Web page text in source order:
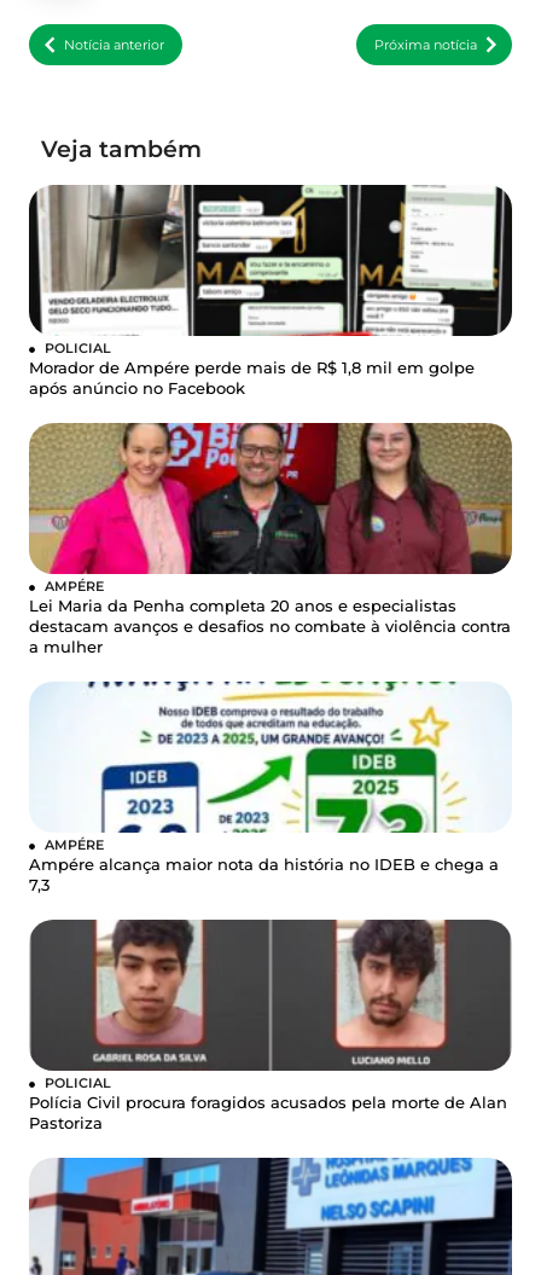
Notícia anterior Próxima notícia
Veja também
POLICIAL
Morador de Ampére perde mais de R$ 1,8 mil em golpe
após anúncio no Facebook
AMPÉRE
Lei Maria da Penha completa 20 anos e especialistas
destacam avanços e desafios no combate à violência contra
a mulher
AMPÉRE
Ampére alcança maior nota da história no IDEB e chega a
7,3
POLICIAL
Polícia Civil procura foragidos acusados pela morte de Alan
Pastoriza